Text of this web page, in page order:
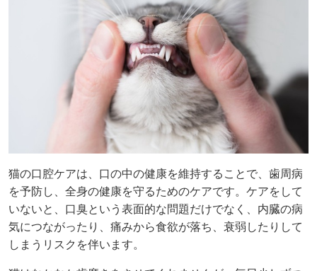
猫の口腔ケアは、口の中の健康を維持することで、歯周病
を予防し、全身の健康を守るためのケアです。ケアをして
いないと、口臭という表面的な問題だけでなく、内臓の病
気につながったり、痛みから食欲が落ち、衰弱したりして
しまうリスクを伴います。